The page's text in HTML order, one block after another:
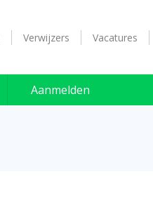
Verwijzers Vacatures
Aanmelden